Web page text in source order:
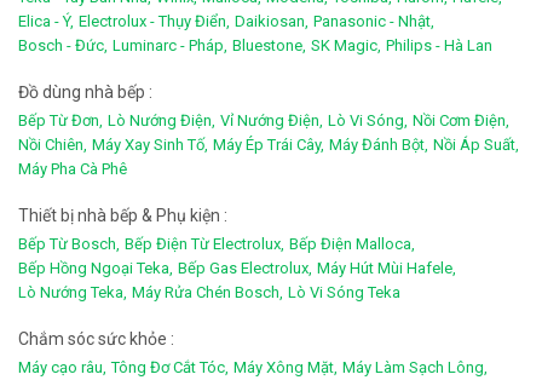
Elica - Ý, Electrolux - Thụy Điển, Daikiosan, Panasonic - Nhật,
Bosch - Đức, Luminarc - Pháp, Bluestone, SK Magic, Philips - Hà Lan
Đồ dùng nhà bếp :
Bếp Từ Đơn, Lò Nướng Điện, Vỉ Nướng Điện, Lò Vi Sóng, Nồi Cơm Điện,
Nồi Chiên, Máy Xay Sinh Tố, Máy Ép Trái Cây, Máy Đánh Bột, Nồi Áp Suất,
Máy Pha Cà Phê
Thiết bị nhà bếp & Phụ kiện :
Bếp Từ Bosch, Bếp Điện Từ Electrolux, Bếp Điện Malloca,
Bếp Hồng Ngoại Teka, Bếp Gas Electrolux, Máy Hút Mùi Hafele,
Lò Nướng Teka, Máy Rửa Chén Bosch, Lò Vi Sóng Teka
Chắm sóc sức khỏe :
Máy cạo râu, Tông Đơ Cắt Tóc, Máy Xông Mặt, Máy Làm Sạch Lông,